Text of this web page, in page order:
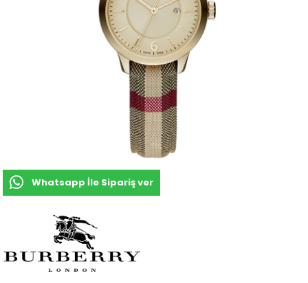
Whatsapp İle Sipariş ver